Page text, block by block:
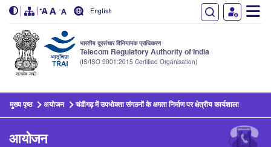
English
भारतीय दूरसंचार विनियामक प्राधिकरण
Telecom Regulatory Authority of India
(IS/ISO 9001:2015 Certified Organisation)
मुख्य पृष्ठ अयोजन चंडीगढ़ में उपभोक्ता संगठनों के क्षमता निर्माण पर क्षेत्रीय कार्यशाला
आयोजन